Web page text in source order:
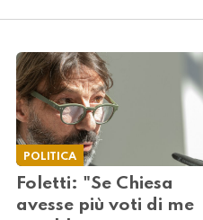
POLITICA
Foletti: "Se Chiesa
avesse più voti di me